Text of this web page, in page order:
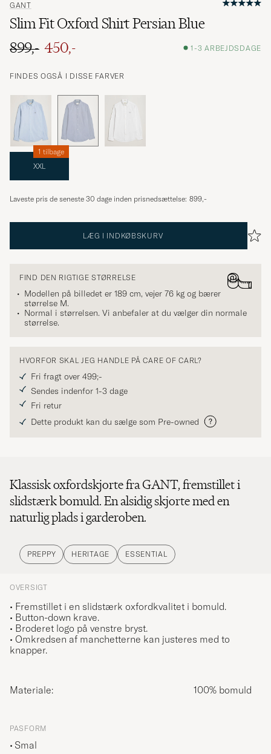
GANT
Slim Fit Oxford Shirt Persian Blue
899,- 450,- 1-3 ARBEJDSDAGE
FINDES OGSÅ I DISSE FARVER
XXL
1 tilbage
Laveste pris de seneste 30 dage inden prisnedsættelse: 899,-
LÆG I INDKØBSKURV
FIND DEN RIGTIGE STØRRELSE
Modellen på billedet er 189 cm, vejer 76 kg og bærer
størrelse M.
Normal i størrelsen. Vi anbefaler at du vælger din normale
størrelse.
HVORFOR SKAL JEG HANDLE PÅ CARE OF CARL?
Fri fragt over 499;-
Sendes indenfor 1-3 dage
Fri retur
Dette produkt kan du sælge som Pre-owned
Klassisk oxfordskjorte fra GANT, fremstillet i
slidstærk bomuld. En alsidig skjorte med en
naturlig plads i garderoben.
PREPPY HERITAGE ESSENTIAL
OVERSIGT
• Fremstillet i en slidstærk oxfordkvalitet i bomuld.
• Button-down krave.
• Broderet logo på venstre bryst.
• Omkredsen af manchetterne kan justeres med to
knapper.
Materiale: 100% bomuld
PASFORM
Smal